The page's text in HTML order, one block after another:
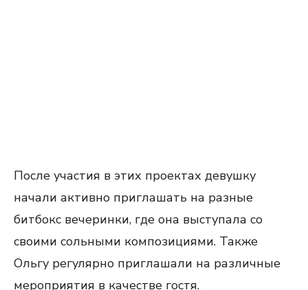
После участия в этих проектах девушку
начали активно приглашать на разные
битбокс вечеринки, где она выступала со
своими сольными композициями. Также
Ольгу регулярно приглашали на различные
мероприятия в качестве гостя.